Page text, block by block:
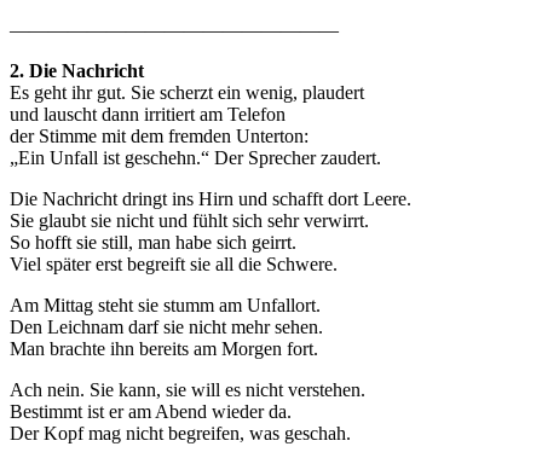
—————————————————
2. Die Nachricht
Es geht ihr gut. Sie scherzt ein wenig, plaudert
und lauscht dann irritiert am Telefon
der Stimme mit dem fremden Unterton:
„Ein Unfall ist geschehn.“ Der Sprecher zaudert.
Die Nachricht dringt ins Hirn und schafft dort Leere.
Sie glaubt sie nicht und fühlt sich sehr verwirrt.
So hofft sie still, man habe sich geirrt.
Viel später erst begreift sie all die Schwere.
Am Mittag steht sie stumm am Unfallort.
Den Leichnam darf sie nicht mehr sehen.
Man brachte ihn bereits am Morgen fort.
Ach nein. Sie kann, sie will es nicht verstehen.
Bestimmt ist er am Abend wieder da.
Der Kopf mag nicht begreifen, was geschah.